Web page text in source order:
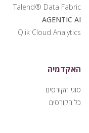
Talend® Data Fabric
AGENTIC AI
Qlik Cloud Analytics
האקדמיה
סוגי הקורסים
כל הקורסים